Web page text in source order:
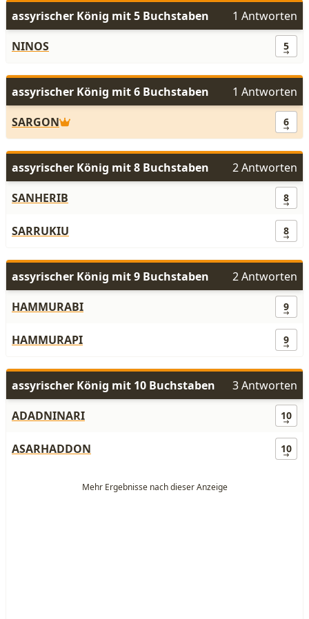
assyrischer König mit 5 Buchstaben
1 Antworten
NINOS
5
assyrischer König mit 6 Buchstaben
1 Antworten
SARGON
6
assyrischer König mit 8 Buchstaben
2 Antworten
SANHERIB
8
SARRUKIU 8
assyrischer König mit 9 Buchstaben
2 Antworten
HAMMURABI
9
HAMMURAPI 9
assyrischer König mit 10 Buchstaben
3 Antworten
ADADNINARI
10
ASARHADDON 10